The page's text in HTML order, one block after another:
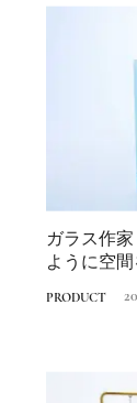
ガラス作
ように空
PRODUCT